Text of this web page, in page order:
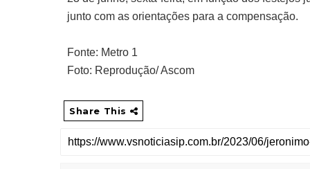
junto com as orientações para a compensação.
Fonte: Metro 1
Foto: Reprodução/ Ascom
Share This